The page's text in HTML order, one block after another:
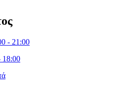
- 21:00
18:00